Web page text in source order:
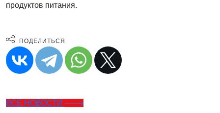
продуктов питания.
ПОДЕЛИТЬСЯ
ВСЕ НОВОСТИ